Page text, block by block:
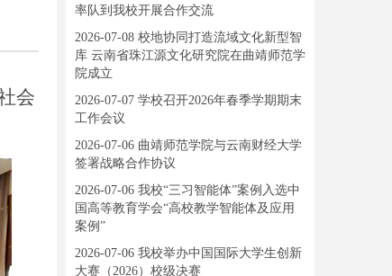
会
率队到我校开展合作交流
2026-07-08 校地协同打造流域文化新型智
库 云南省珠江源文化研究院在曲靖师范学
院成立
2026-07-07 学校召开2026年春季学期期末
工作会议
2026-07-06 曲靖师范学院与云南财经大学
签署战略合作协议
2026-07-06 我校“三习智能体”案例入选中
国高等教育学会“高校教学智能体及应用
案例”
2026-07-06 我校举办中国国际大学生创新
大赛（2026）校级决赛